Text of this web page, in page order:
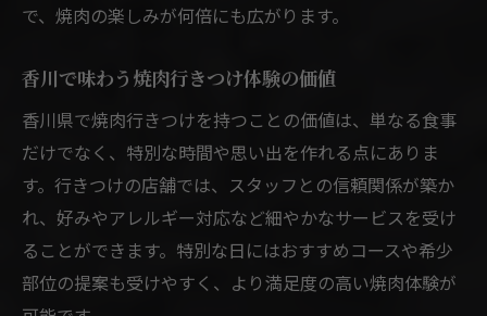
で、焼肉の楽しみが何倍にも広がります。
香川で味わう焼肉行きつけ体験の価値
香川県で焼肉行きつけを持つことの価値は、単なる食事
だけでなく、特別な時間や思い出を作れる点にありま
す。行きつけの店舗では、スタッフとの信頼関係が築か
れ、好みやアレルギー対応など細やかなサービスを受け
ることができます。特別な日にはおすすめコースや希少
部位の提案も受けやすく、より満足度の高い焼肉体験が